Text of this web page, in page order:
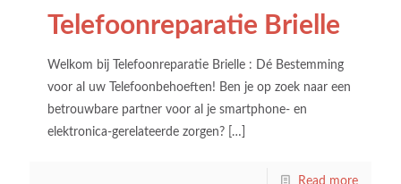
Telefoonreparatie Brielle
Welkom bij Telefoonreparatie Brielle : Dé Bestemming
voor al uw Telefoonbehoeften! Ben je op zoek naar een
betrouwbare partner voor al je smartphone- en
elektronica-gerelateerde zorgen? […]
Read more